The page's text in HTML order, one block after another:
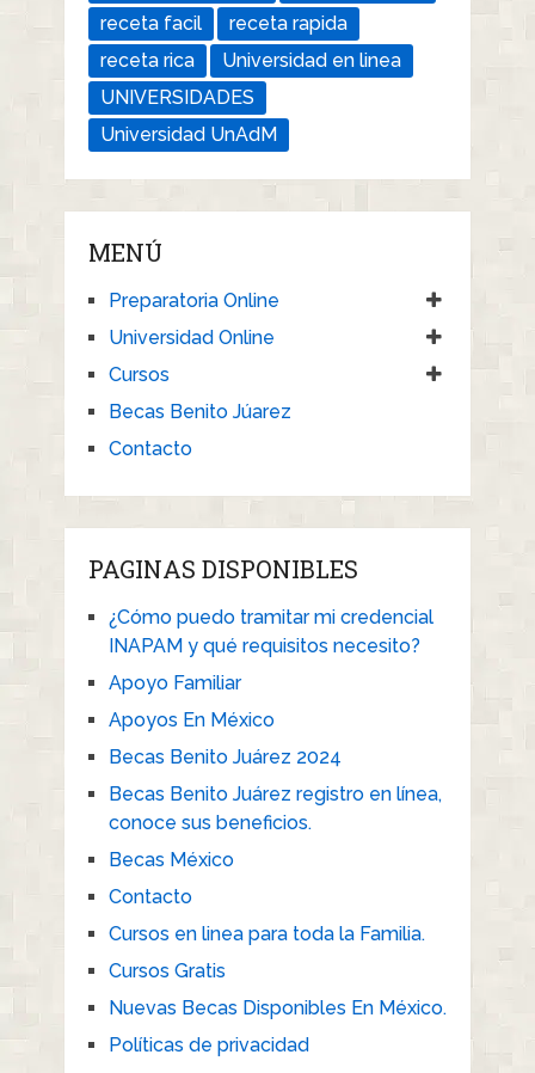
receta facil
receta rapida
receta rica
Universidad en linea
UNIVERSIDADES
Universidad UnAdM
MENÚ
Preparatoria Online
Universidad Online
Cursos
Becas Benito Júarez
Contacto
PAGINAS DISPONIBLES
¿Cómo puedo tramitar mi credencial
INAPAM y qué requisitos necesito?
Apoyo Familiar
Apoyos En México
Becas Benito Juárez 2024
Becas Benito Juárez registro en línea,
conoce sus beneficios.
Becas México
Contacto
Cursos en linea para toda la Familia.
Cursos Gratis
Nuevas Becas Disponibles En México.
Políticas de privacidad